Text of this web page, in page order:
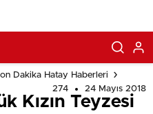
Dakika Hatay Haberleri
274
24 Mayıs 2018
Kızın Teyzesi